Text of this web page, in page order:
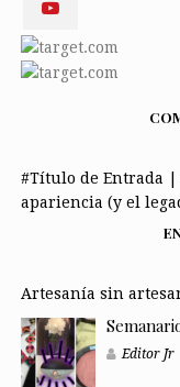
#Título de Entrada
apariencia (y el
Artesanía sin
Editor Jr